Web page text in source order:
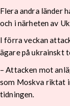
Flera andra länder
och i närheten av
I förra veckan
ägare på ukrainskt
– Attacken mot
som Moskva riktat
tidningen.